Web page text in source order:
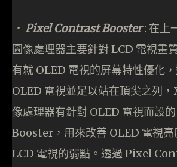
． Pixel Contrast Booster: 在上
圖像處理器主要針對 LCD 電視畫
有就 OLED 電視的屏幕特性優化
OLED 電視並足以站在頂尖之列
像處理器有針對 OLED 電視而設
Booster，用來改善 OLED 電視亮
LCD 電視的弱點。透過 Pixel